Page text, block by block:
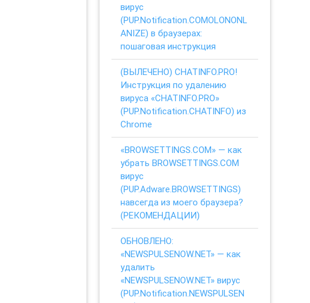
вирус
(PUP.Notification.COMOLONONL
ANIZE) в браузерах:
пошаговая инструкция
(ВЫЛЕЧЕНО) CHATINFO.PRO!
Инструкция по удалению
вируса «CHATINFO.PRO»
(PUP.Notification.CHATINFO) из
Chrome
«BROWSETTINGS.COM» — как
убрать BROWSETTINGS.COM
вирус
(PUP.Adware.BROWSETTINGS)
навсегда из моего браузера?
(РЕКОМЕНДАЦИИ)
ОБНОВЛЕНО:
«NEWSPULSENOW.NET» — как
удалить
«NEWSPULSENOW.NET» вирус
(PUP.Notification.NEWSPULSEN